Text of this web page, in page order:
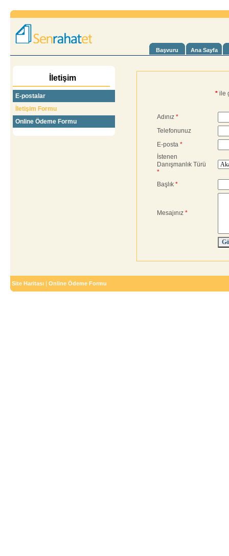
Başvuru Ana Sayfa
İletişim
E-postalar
İletişim Formu
Online Ödeme Formu
* ile
Adınız *
Telefonunuz
E-posta *
İstenen
Danışmanlık Türü
*
Başlık *
Mesajınız *
Site Haritası Online Ödeme Formu